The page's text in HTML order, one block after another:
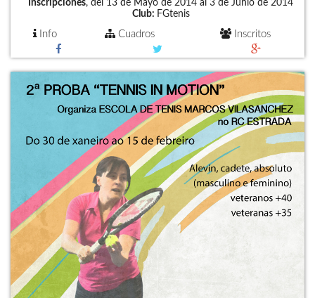
Inscripciones, del 13 de Mayo de 2014 al 3 de Junio de 2014
Club: FGtenis
Info Cuadros Inscritos